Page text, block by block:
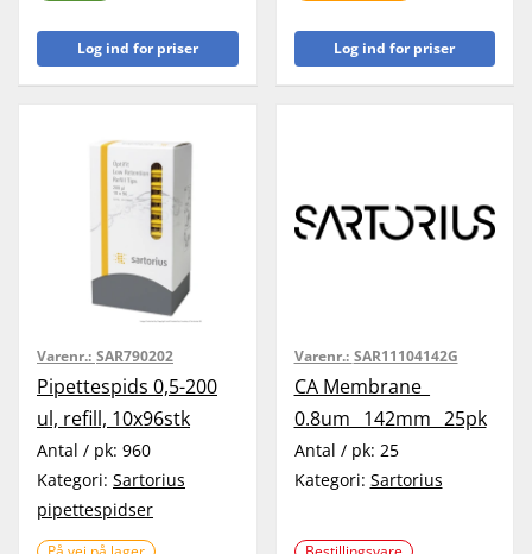
Log ind for priser Log ind for priser
Varenr.: SAR790202
Pipettespids 0,5-200
ul, refill, 10x96stk
Antal / pk: 960
Kategori: Sartorius
pipettespidser
Varenr.: SAR11104142G
CA Membrane_
0.8um_ 142mm_ 25pk
Antal / pk: 25
Kategori: Sartorius